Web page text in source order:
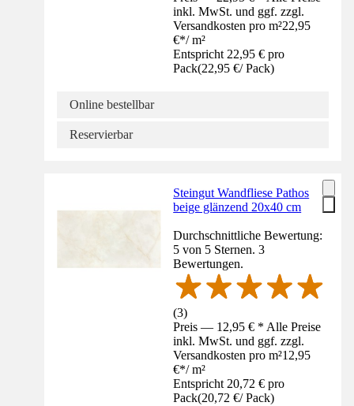
inkl. MwSt. und ggf. zzgl.
Versandkosten pro m²22,95
€*/ m²
Entspricht 22,95 € pro
Pack(22,95 €/ Pack)
Online bestellbar
Reservierbar
Steingut Wandfliese Pathos
beige glänzend 20x40 cm
Durchschnittliche Bewertung:
5 von 5 Sternen. 3
Bewertungen.
(3)
Preis — 12,95 € * Alle Preise
inkl. MwSt. und ggf. zzgl.
Versandkosten pro m²12,95
€*/ m²
Entspricht 20,72 € pro
Pack(20,72 €/ Pack)